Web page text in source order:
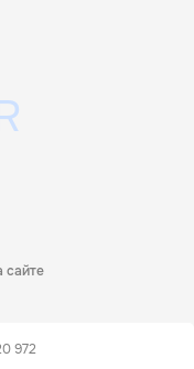
сайте
972